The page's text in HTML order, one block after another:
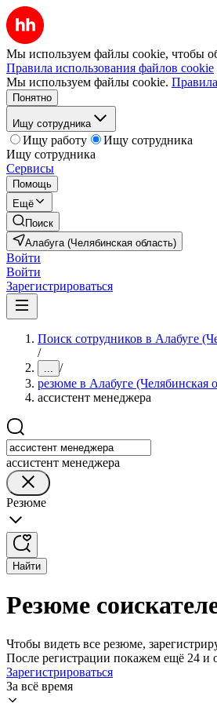
Мы используем файлы cookie, чтобы
Правила использования файлов cookie
Мы используем файлы cookie.
Понятно
Ищу сотрудника
Ищу работу
Ищу сотрудника
Ищу сотрудника
Сервисы
Помощь
Ещё
Поиск
Алабуга (Челябинская область)
Войти
Войти
Зарегистрироваться
Поиск сотрудников в Алабуге
/
... /
резюме в Алабуге (Челябинская
ассистент менеджера
ассистент менеджера
Резюме
Найти
Резюме
Чтобы видеть все резюме,
После регистрации покажем ещё 24 и
Зарегистрироваться
За всё время